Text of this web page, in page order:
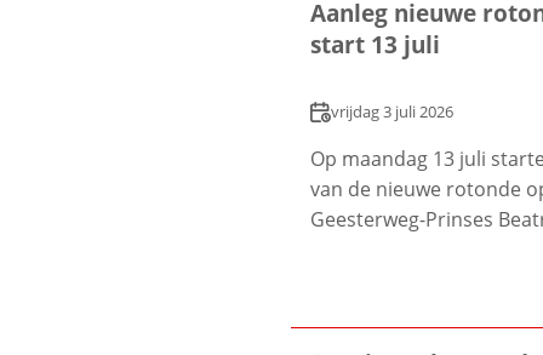
Aanleg nieuwe
start 13 juli
Datum
vrijdag 3 juli 2026
Op maandag 13 juli
van de nieuwe rotonde
Geesterweg-Prinses